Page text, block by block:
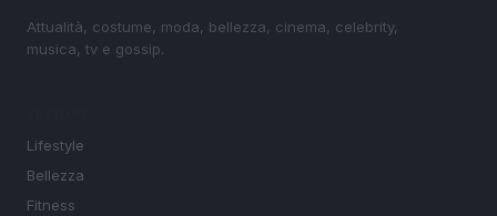
Attualità, costume, moda, bellezza, cinema, celebrity,
musica, tv e gossip.
Lifestyle
Bellezza
Fitness